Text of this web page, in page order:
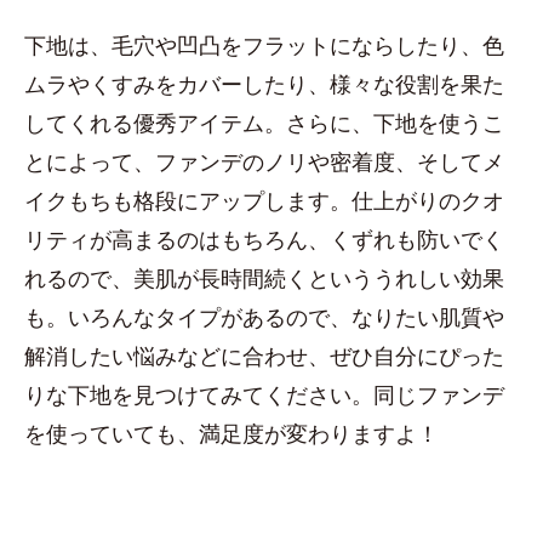
下地は、毛穴や凹凸をフラットにならしたり、色
ムラやくすみをカバーしたり、様々な役割を果た
してくれる優秀アイテム。さらに、下地を使うこ
とによって、ファンデのノリや密着度、そしてメ
イクもちも格段にアップします。仕上がりのクオ
リティが高まるのはもちろん、くずれも防いでく
れるので、美肌が長時間続くといううれしい効果
も。いろんなタイプがあるので、なりたい肌質や
解消したい悩みなどに合わせ、ぜひ自分にぴった
りな下地を見つけてみてください。同じファンデ
を使っていても、満足度が変わりますよ！